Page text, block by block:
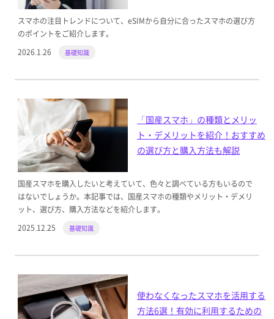
スマホの注目トレンドについて、eSIMから自分に合ったスマホの選び方
のポイントをご紹介します。
2026.1.26
基礎知識
「国産スマホ」の種類とメリッ
ト・デメリットを紹介！おすすめ
の選び方と購入方法も解説
国産スマホを購入したいと考えていて、色々と調べている方もいるので
はないでしょうか。本記事では、国産スマホの種類やメリット・デメリ
ット、選び方、購入方法などを紹介します。
2025.12.25
基礎知識
使わなくなったスマホを活用する
方法6選！有効に利用するための